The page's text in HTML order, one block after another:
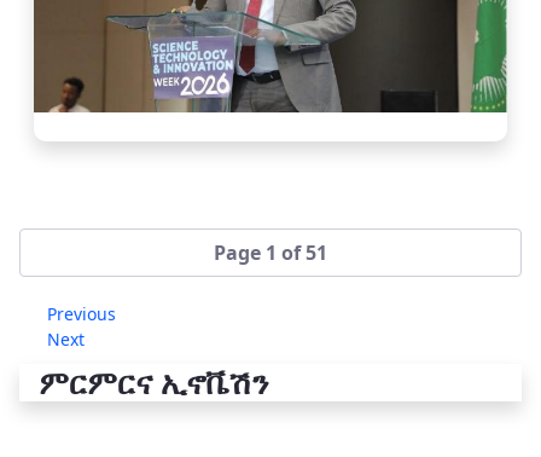
Page 1 of 51
Previous
Next
ምርምርና ኢኖቬሽን